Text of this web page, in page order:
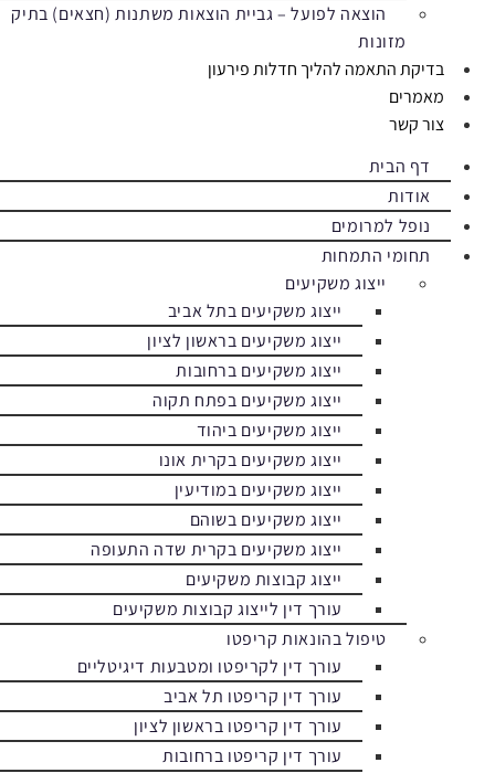
הוצאה לפועל – גביית הוצאות משתנות (חצאים) בתיק
מזונות
בדיקת התאמה להליך חדלות פירעון
מאמרים
צור קשר
דף הבית
אודות
נופל למרומים
תחומי התמחות
ייצוג משקיעים
ייצוג משקיעים בתל אביב
ייצוג משקיעים בראשון לציון
ייצוג משקיעים ברחובות
ייצוג משקיעים בפתח תקוה
ייצוג משקיעים ביהוד
ייצוג משקיעים בקרית אונו
ייצוג משקיעים במודיעין
ייצוג משקיעים בשוהם
ייצוג משקיעים בקרית שדה התעופה
ייצוג קבוצות משקיעים
עורך דין לייצוג קבוצות משקיעים
טיפול בהונאות קריפטו
עורך דין לקריפטו ומטבעות דיגיטליים
עורך דין קריפטו תל אביב
עורך דין קריפטו בראשון לציון
עורך דין קריפטו ברחובות